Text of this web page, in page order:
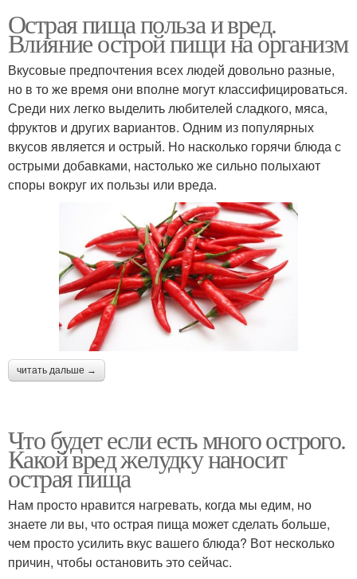
Острая пища польза и вред.
Влияние острой пищи на организм
Вкусовые предпочтения всех людей довольно разные,
но в то же время они вполне могут классифицироваться.
Среди них легко выделить любителей сладкого, мяса,
фруктов и других вариантов. Одним из популярных
вкусов является и острый. Но насколько горячи блюда с
острыми добавками, настолько же сильно полыхают
споры вокруг их пользы или вреда.
читать дальше →
Что будет если есть много острого.
Какой вред желудку наносит
острая пища
Нам просто нравится нагревать, когда мы едим, но
знаете ли вы, что острая пища может сделать больше,
чем просто усилить вкус вашего блюда? Вот несколько
причин, чтобы остановить это сейчас.